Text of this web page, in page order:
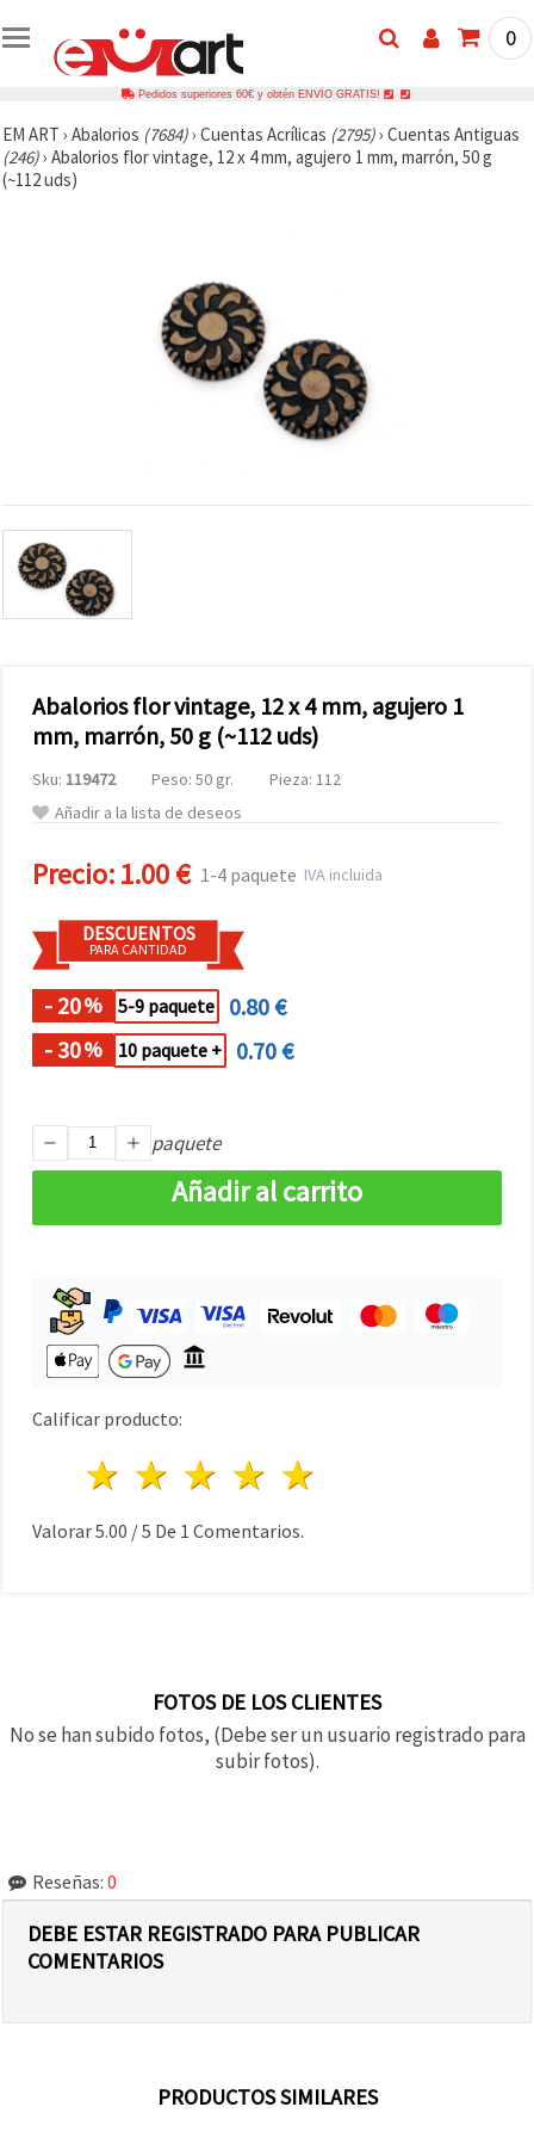
0
Pedidos superiores 60€ y obtén ENVÍO GRATIS!
EM ART › Abalorios (7684)› Cuentas Acrílicas (2795)› Cuentas Antiguas
(246)› Abalorios flor vintage, 12 x 4 mm, agujero 1 mm, marrón, 50 g
(~112 uds)
Abalorios flor vintage, 12 x 4 mm, agujero 1
mm, marrón, 50 g (~112 uds)
Sku: 119472 Peso: 50 gr.
Pieza: 112
Añadir a la lista de deseos
Precio:1.00 € 1-4 paquete IVA incluida
DESCUENTOS
PARA CANTIDAD
- 20% 5-9 paquete
0.80 €
- 30% 10 paquete + 0.70 €
paquete
Añadir al carrito
Calificar producto:
4 estrellas
3 estrellas
2 estrellas
1 estrella
Valorar5.00 /5 De 1 Comentarios.
FOTOS DE LOS CLIENTES
No se han subido fotos, (Debe ser un usuario registrado para
subir fotos).
Reseñas: 0
DEBE ESTAR REGISTRADO PARA PUBLICAR
COMENTARIOS
PRODUCTOS SIMILARES